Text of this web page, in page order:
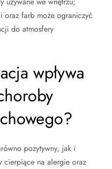
oraz farb może ograniczyć
do atmosfery
wpływa
pozytywny, jak i
cierpiące na alergie oraz